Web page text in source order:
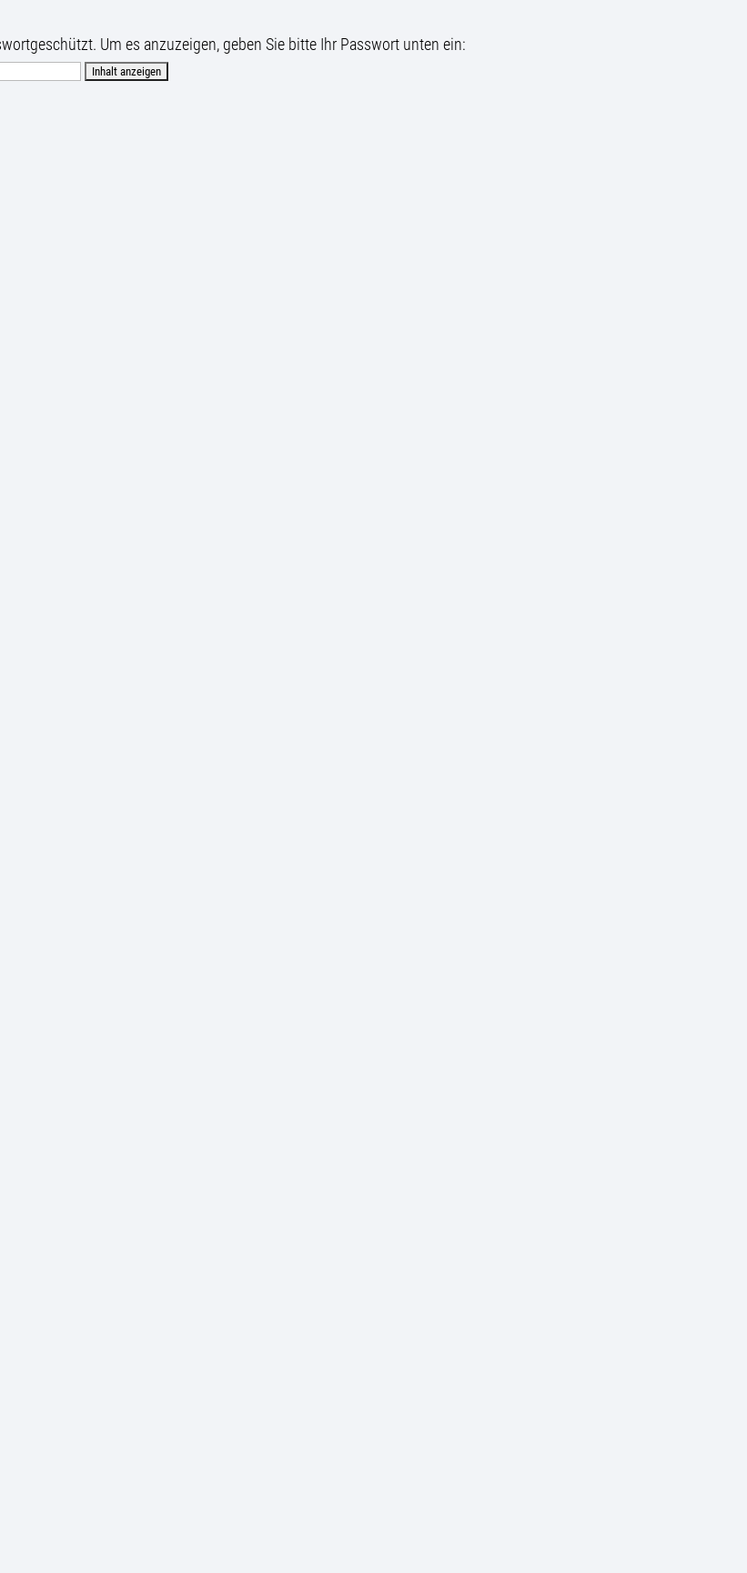
Um es anzuzeigen, geben Sie bitte Ihr Passwort unten ein: